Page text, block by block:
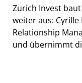
Zurich Invest
weiter aus:
Relationship
und übernimmt